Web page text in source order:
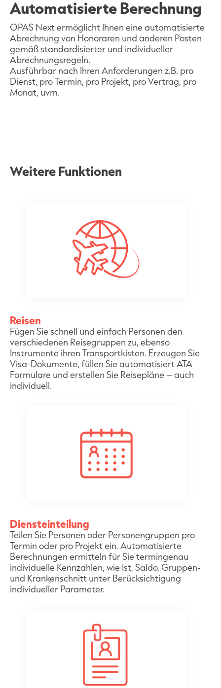
Automatisierte Berechnung
OPAS Next ermöglicht Ihnen eine automatisierte
Abrechnung von Honoraren und anderen Posten
gemäß standardisierter und individueller
Abrechnungsregeln.
Ausführbar nach Ihren Anforderungen z.B. pro
Dienst, pro Termin, pro Projekt, pro Vertrag, pro
Monat, uvm.
Weitere Funktionen
Reisen
Fügen Sie schnell und einfach Personen den
verschiedenen Reisegruppen zu, ebenso
Instrumente ihren Transportkisten. Erzeugen Sie
Visa-Dokumente, füllen Sie automatisiert ATA
Formulare und erstellen Sie Reisepläne – auch
individuell.
Diensteinteilung
Teilen Sie Personen oder Personengruppen pro
Termin oder pro Projekt ein. Automatisierte
Berechnungen ermitteln für Sie termingenau
individuelle Kennzahlen, wie Ist, Saldo, Gruppen-
und Krankenschnitt unter Berücksichtigung
individueller Parameter.